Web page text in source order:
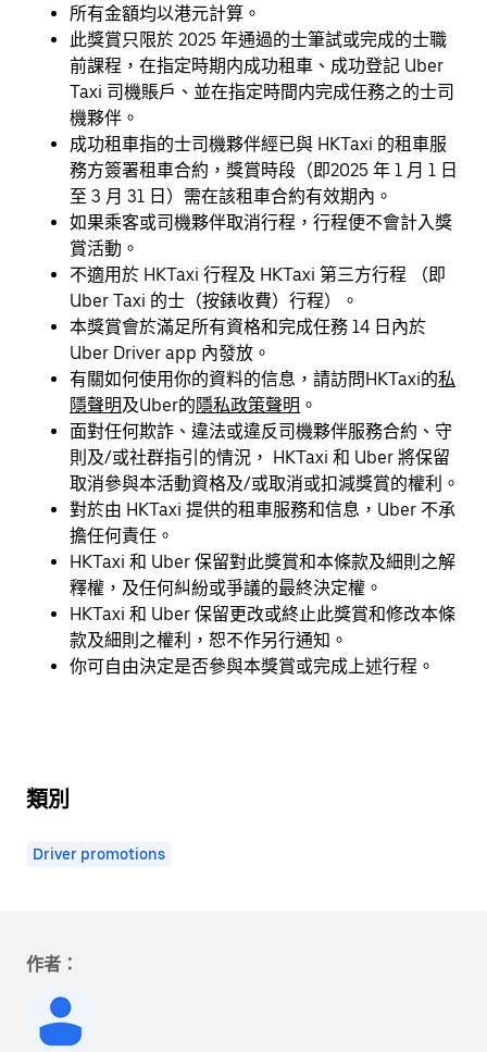
所有金額均以港元計算。
此獎賞只限於 2025 年通過的士筆試或完成的士職
前課程，在指定時期内成功租車、成功登記 Uber
Taxi 司機賬戶、並在指定時間内完成任務之的士司
機夥伴。
成功租車指的士司機夥伴經已與 HKTaxi 的租車服
務方簽署租車合約，獎賞時段（即2025 年 1 月 1 日
至 3 月 31 日）需在該租車合約有效期內。
如果乘客或司機夥伴取消行程，行程便不會計入獎
賞活動。
不適用於 HKTaxi 行程及 HKTaxi 第三方行程 （即
Uber Taxi 的士（按錶收費）行程）。
本獎賞會於滿足所有資格和完成任務 14 日內於
Uber Driver app 內發放。
有關如何使用你的資料的信息，請訪問HKTaxi的私
隱聲明及Uber的隱私政策聲明 。
面對任何欺詐、違法或違反司機夥伴服務合約、守
則及/或社群指引的情況， HKTaxi 和 Uber 將保留
取消參與本活動資格及/或取消或扣減獎賞的權利。
對於由 HKTaxi 提供的租車服務和信息，Uber 不承
擔任何責任。
HKTaxi 和 Uber 保留對此獎賞和本條款及細則之解
釋權，及任何糾紛或爭議的最終決定權。
HKTaxi 和 Uber 保留更改或終止此獎賞和修改本條
款及細則之權利，恕不作另行通知。
你可自由決定是否參與本獎賞或完成上述行程。
類別
Driver promotions
作者：